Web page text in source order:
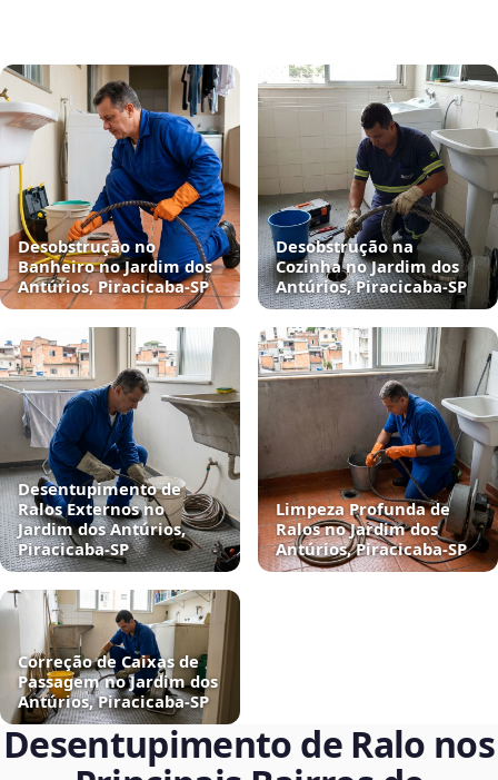
Desobstrução no
Banheiro no Jardim dos
Antúrios, Piracicaba‑SP
Desobstrução na
Cozinha no Jardim dos
Antúrios, Piracicaba‑SP
Desentupimento de
Ralos Externos no
Jardim dos Antúrios,
Piracicaba‑SP
Limpeza Profunda de
Ralos no Jardim dos
Antúrios, Piracicaba‑SP
Correção de Caixas de
Passagem no Jardim dos
Antúrios, Piracicaba‑SP
Desentupimento de Ralo nos